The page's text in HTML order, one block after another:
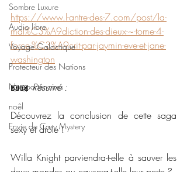
Sombre Luxure
Audio libre
Voyage Galactique
Protecteur des Nations
Nos partenaires
noêl
Envie de Cosy Mystery
https://www.l-antre-des-7.com/post/la-
mal%C3%A9diction-des-dieux-~-tome-4-
force-%C3%A9crit-par-jaymin-eve-et-jane-
washington
📖📖 Résumé :
Découvrez la conclusion de cette saga
sexy et drôle !
Willa Knight parviendra-t-elle à sauver les